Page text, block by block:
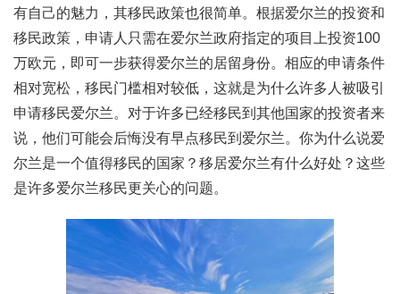
有自己的魅力，其移民政策也很简单。根据爱尔兰的投资和
移民政策，申请人只需在爱尔兰政府指定的项目上投资100
万欧元，即可一步获得爱尔兰的居留身份。相应的申请条件
相对宽松，移民门槛相对较低，这就是为什么许多人被吸引
申请移民爱尔兰。对于许多已经移民到其他国家的投资者来
说，他们可能会后悔没有早点移民到爱尔兰。你为什么说爱
尔兰是一个值得移民的国家？移居爱尔兰有什么好处？这些
是许多爱尔兰移民更关心的问题。